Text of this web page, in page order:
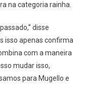
na categoria rainha.
disse
isso apenas confirma
com a maneira
mudar isso,
para Mugello e